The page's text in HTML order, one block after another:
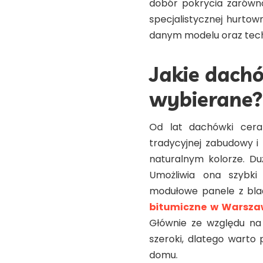
dobór pokrycia
specjalistycznej
danym modelu oraz
Jakie
wybierane?
Od lat dachówki
tradycyjnej zabudowy
naturalnym kolorze.
Umożliwia ona
modułowe panele z
bitumiczne w
Głównie ze względu
szeroki, dlatego warto
domu.